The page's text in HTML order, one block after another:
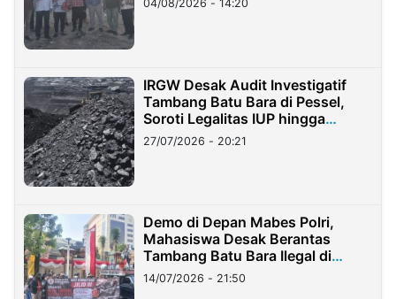
04/08/2026 - 14:20
IRGW Desak Audit Investigatif
Tambang Batu Bara di Pessel,
Soroti Legalitas IUP hingga
Stockpile
27/07/2026 - 20:21
Demo di Depan Mabes Polri,
Mahasiswa Desak Berantas
Tambang Batu Bara Ilegal di
Lampung
14/07/2026 - 21:50